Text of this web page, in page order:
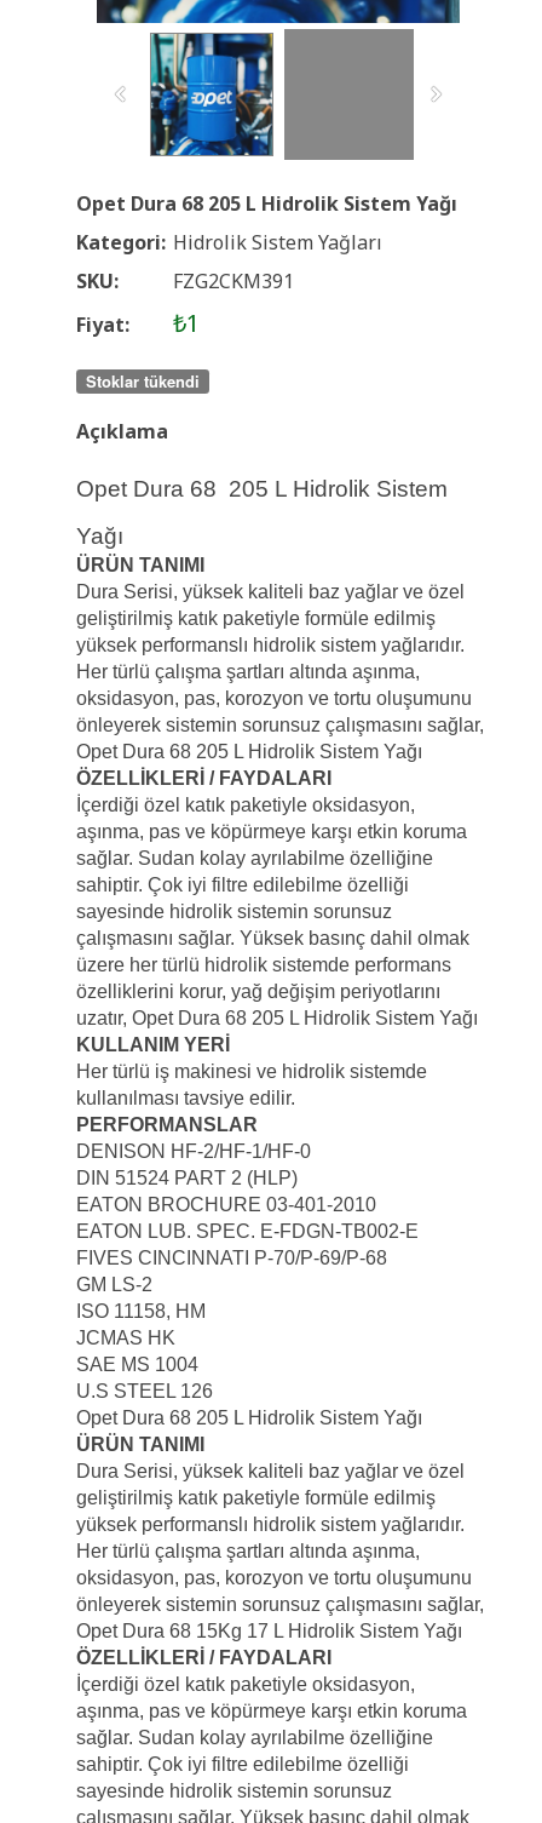
Opet Dura 68 205 L Hidrolik Sistem Yağı
Kategori: Hidrolik Sistem Yağları
SKU:
FZG2CKM391
Fiyat:
₺1
Stoklar tükendi
Açıklama
Opet Dura 68 205 L Hidrolik Sistem
Yağı
ÜRÜN TANIMI
Dura Serisi, yüksek kaliteli baz yağlar ve özel
geliştirilmiş katık paketiyle formüle edilmiş
yüksek performanslı hidrolik sistem yağlarıdır.
Her türlü çalışma şartları altında aşınma,
oksidasyon, pas, korozyon ve tortu oluşumunu
önleyerek sistemin sorunsuz çalışmasını sağlar,
Opet Dura 68 205 L Hidrolik Sistem Yağı
ÖZELLİKLERİ / FAYDALARI
İçerdiği özel katık paketiyle oksidasyon,
aşınma, pas ve köpürmeye karşı etkin koruma
sağlar. Sudan kolay ayrılabilme özelliğine
sahiptir. Çok iyi filtre edilebilme özelliği
sayesinde hidrolik sistemin sorunsuz
çalışmasını sağlar. Yüksek basınç dahil olmak
üzere her türlü hidrolik sistemde performans
özelliklerini korur, yağ değişim periyotlarını
uzatır, Opet Dura 68 205 L Hidrolik Sistem Yağı
KULLANIM YERİ
Her türlü iş makinesi ve hidrolik sistemde
kullanılması tavsiye edilir.
PERFORMANSLAR
DENISON HF-2/HF-1/HF-0
DIN 51524 PART 2 (HLP)
EATON BROCHURE 03-401-2010
EATON LUB. SPEC. E-FDGN-TB002-E
FIVES CINCINNATI P-70/P-69/P-68
GM LS-2
ISO 11158, HM
JCMAS HK
SAE MS 1004
U.S STEEL 126
Opet Dura 68 205 L Hidrolik Sistem Yağı
ÜRÜN TANIMI
Dura Serisi, yüksek kaliteli baz yağlar ve özel
geliştirilmiş katık paketiyle formüle edilmiş
yüksek performanslı hidrolik sistem yağlarıdır.
Her türlü çalışma şartları altında aşınma,
oksidasyon, pas, korozyon ve tortu oluşumunu
önleyerek sistemin sorunsuz çalışmasını sağlar,
Opet Dura 68 15Kg 17 L Hidrolik Sistem Yağı
ÖZELLİKLERİ / FAYDALARI
İçerdiği özel katık paketiyle oksidasyon,
aşınma, pas ve köpürmeye karşı etkin koruma
sağlar. Sudan kolay ayrılabilme özelliğine
sahiptir. Çok iyi filtre edilebilme özelliği
sayesinde hidrolik sistemin sorunsuz
çalışmasını sağlar. Yüksek basınç dahil olmak